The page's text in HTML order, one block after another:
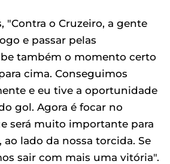
"Contra o Cruzeiro, a gente
e passar pelas
também o momento certo
cima. Conseguimos
e eu tive a oportunidade
gol. Agora é focar no
será muito importante para
ao lado da nossa torcida. Se
sair com mais uma vitória".